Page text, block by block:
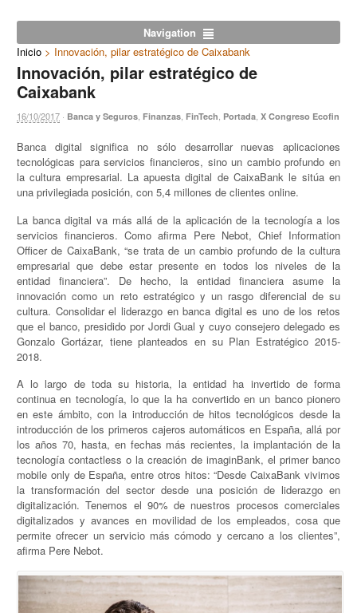
Navigation
Inicio > Innovación, pilar estratégico de Caixabank
Innovación, pilar estratégico de
Caixabank
16/10/2017 · Banca y Seguros, Finanzas, FinTech, Portada,X Congreso Ecofin
Banca digital significa no sólo desarrollar nuevas aplicaciones
tecnológicas para servicios financieros, sino un cambio profundo en
la cultura empresarial. La apuesta digital de CaixaBank le sitúa en
una privilegiada posición, con 5,4 millones de clientes online.
La banca digital va más allá de la aplicación de la tecnología a los
servicios financieros. Como afirma Pere Nebot, Chief Information
Officer de CaixaBank, “se trata de un cambio profundo de la cultura
empresarial que debe estar presente en todos los niveles de la
entidad financiera”. De hecho, la entidad financiera asume la
innovación como un reto estratégico y un rasgo diferencial de su
cultura. Consolidar el liderazgo en banca digital es uno de los retos
que el banco, presidido por Jordi Gual y cuyo consejero delegado es
Gonzalo Gortázar, tiene planteados en su Plan Estratégico 2015-
2018.
A lo largo de toda su historia, la entidad ha invertido de forma
continua en tecnología, lo que la ha convertido en un banco pionero
en este ámbito, con la introducción de hitos tecnológicos desde la
introducción de los primeros cajeros automáticos en España, allá por
los años 70, hasta, en fechas más recientes, la implantación de la
tecnología contactless o la creación de imaginBank, el primer banco
mobile only de España, entre otros hitos: “Desde CaixaBank vivimos
la transformación del sector desde una posición de liderazgo en
digitalización. Tenemos el 90% de nuestros procesos comerciales
digitalizados y avances en movilidad de los empleados, cosa que
permite ofrecer un servicio más cómodo y cercano a los clientes”,
afirma Pere Nebot.